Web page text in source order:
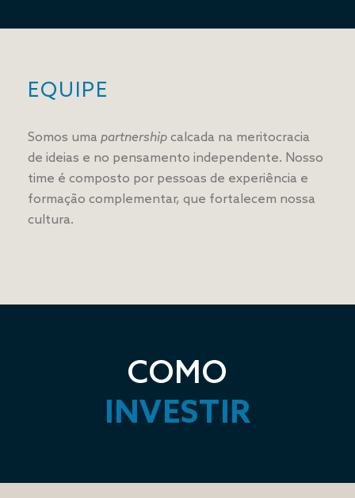
EQUIPE
Somos uma partnership calcada na meritocracia
de ideias e no pensamento independente. Nosso
time é composto por pessoas de experiência e
formação complementar, que fortalecem nossa
cultura.
COMO
INVESTIR